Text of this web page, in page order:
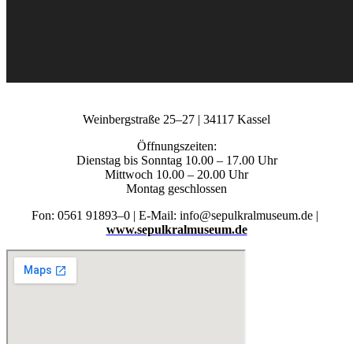
Wein­berg­stra­ße 25–27 | 34117 Kassel
Öff­nungs­zei­ten:
Diens­tag bis Sonn­tag 10.00 – 17.00 Uhr
Mitt­woch 10.00 – 20.00 Uhr
Mon­tag geschlossen
Fon: 0561 91893–0 | E‑Mail: info@sepulkralmuseum.de |
www.sepulkralmuseum.de